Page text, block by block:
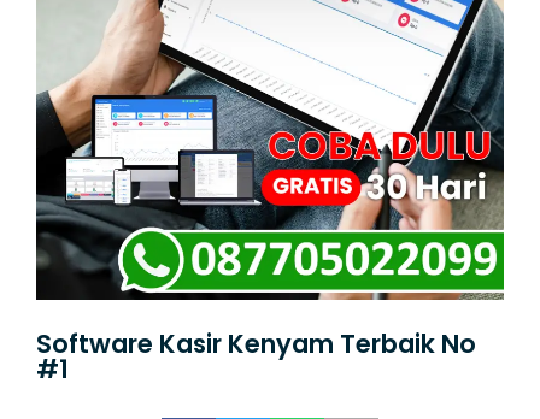
Software Kasir Kenyam Terbaik No
#1